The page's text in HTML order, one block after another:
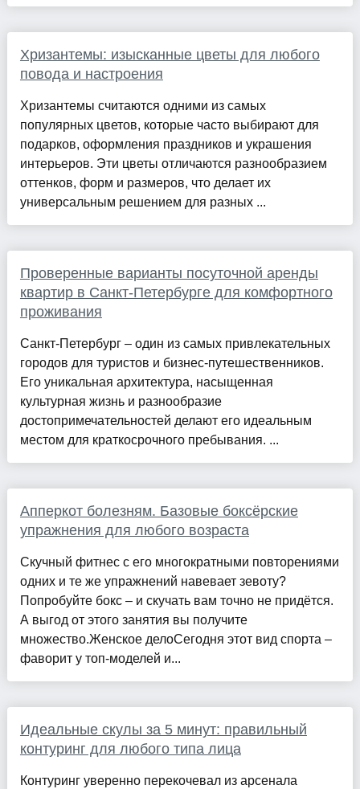
Хризантемы: изысканные цветы для любого
повода и настроения
Хризантемы считаются одними из самых
популярных цветов, которые часто выбирают для
подарков, оформления праздников и украшения
интерьеров. Эти цветы отличаются разнообразием
оттенков, форм и размеров, что делает их
универсальным решением для разных ...
Проверенные варианты посуточной аренды
квартир в Санкт-Петербурге для комфортного
проживания
Санкт-Петербург – один из самых привлекательных
городов для туристов и бизнес-путешественников.
Его уникальная архитектура, насыщенная
культурная жизнь и разнообразие
достопримечательностей делают его идеальным
местом для краткосрочного пребывания. ...
Апперкот болезням. Базовые боксёрские
упражнения для любого возраста
Скучный фитнес с его многократными повторениями
одних и те же упражнений навевает зевоту?
Попробуйте бокс – и скучать вам точно не придётся.
А выгод от этого занятия вы получите
множество.Женское делоСегодня этот вид спорта –
фаворит у топ-моделей и...
Идеальные скулы за 5 минут: правильный
контуринг для любого типа лица
Контуринг уверенно перекочевал из арсенала